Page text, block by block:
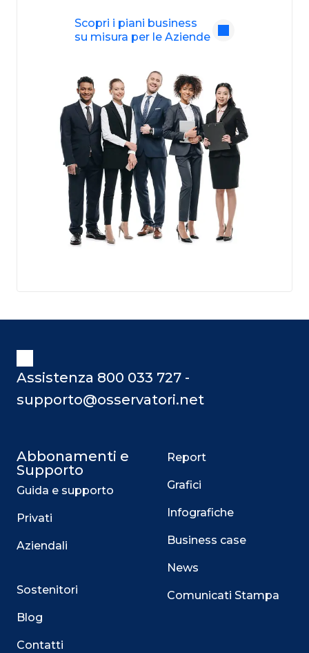
Scopri i piani business
su misura per le Aziende
Assistenza 800 033 727 -
supporto@osservatori.net
Abbonamenti e
Supporto
Guida e supporto
Privati
Aziendali
Sostenitori
Blog
Contatti
Report
Grafici
Infografiche
Business case
News
Comunicati Stampa